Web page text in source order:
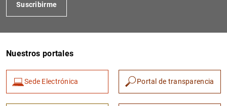
Suscribirme
Nuestros portales
Sede Electrónica Portal de transparencia